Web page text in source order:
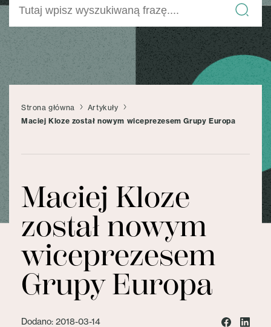
Strona główna
Artykuły
Maciej Kloze został nowym wiceprezesem Grupy Europa
Maciej Kloze
został nowym
wiceprezesem
Grupy Europa
Dodano: 2018-03-14